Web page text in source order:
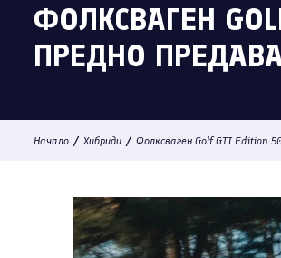
ФОЛКСВАГЕН
ПРЕДНО
Начало / Хибриди / Фолксваген Golf GTI Edition